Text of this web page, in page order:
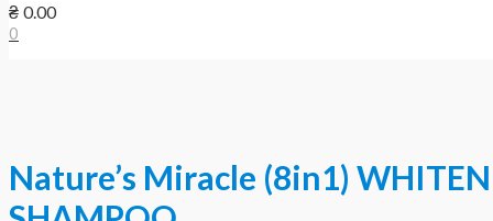
₴ 0.00
0
Nature’s Miracle (8in1)